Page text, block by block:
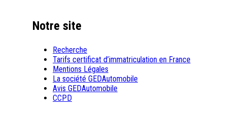
Notre site
Recherche
Tarifs certificat d’immatriculation en France
Mentions Légales
La société GEDAutomobile
Avis GEDAutomobile
CCPD